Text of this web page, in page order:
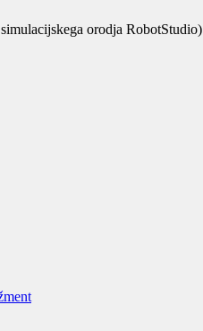
orodja RobotStudio)